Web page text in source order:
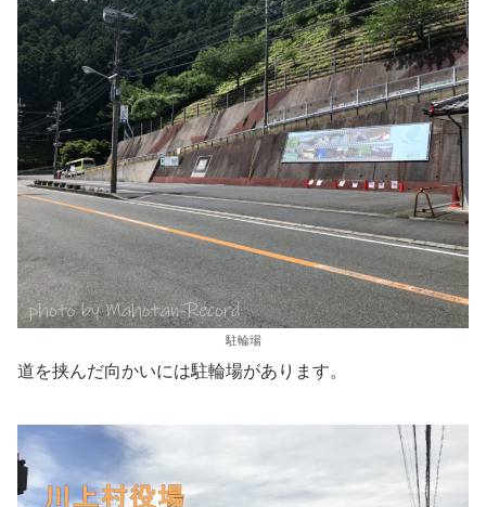
駐輪場
道を挟んだ向かいには駐輪場があります。